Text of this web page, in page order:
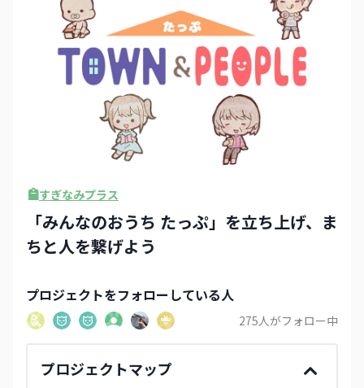
すぎなみプラス
「みんなのおうち たっぷ」を立ち上げ、ま
ちと人を繋げよう
プロジェクトをフォローしている人
275人がフォロー中
プロジェクトマップ